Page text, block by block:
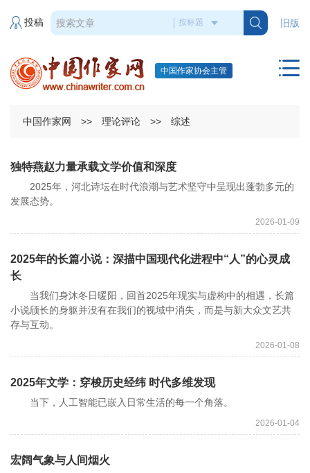
旧版
投稿
中国作家协会主管
中国作家网 >> 理论评论 >> 综述
独特燕赵力量承载文学价值和深度
2025年，河北诗坛在时代浪潮与艺术坚守中呈现出蓬勃多元的
发展态势。
2026-01-09
2025年的长篇小说：深描中国现代化进程中“人”的心灵成
长
当我们身沐冬日暖阳，回首2025年现实与虚构中的相遇，长篇
小说颀长的身躯并没有在我们的视域中消失，而是与新大众文艺共
存与互动。
2026-01-08
2025年文学：穿梭历史经纬 时代多维发现
当下，人工智能已嵌入日常生活的每一个角落。
2026-01-04
宏阔气象与人间烟火